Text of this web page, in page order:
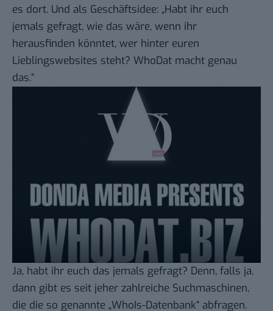
es dort. Und als Geschäftsidee: „Habt ihr euch
jemals gefragt, wie das wäre, wenn ihr
herausfinden könntet, wer hinter euren
Lieblingswebsites steht? WhoDat macht genau
das.“
Ja, habt ihr euch das jemals gefragt? Denn, falls ja,
dann gibt es seit jeher zahlreiche Suchmaschinen,
die die so genannte „WhoIs-Datenbank“ abfragen.